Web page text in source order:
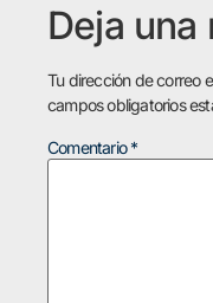
Deja una
Tu dirección de correo
campos obligatorios
Comentario*